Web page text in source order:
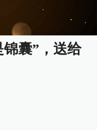
囊”，送给